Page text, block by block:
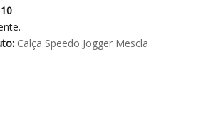
Calça Speedo Jogger Mescla